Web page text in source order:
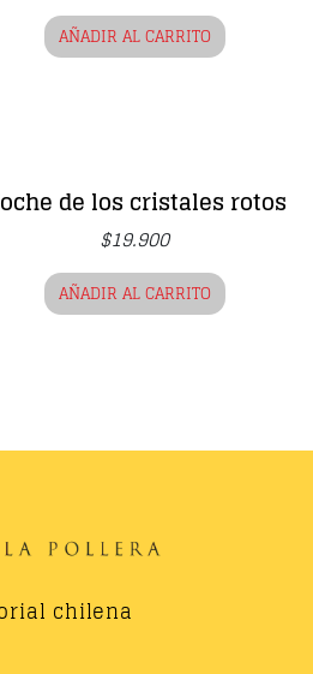
AÑADIR AL CARRITO
de los cristales rotos
$19.900
AÑADIR AL CARRITO
chilena